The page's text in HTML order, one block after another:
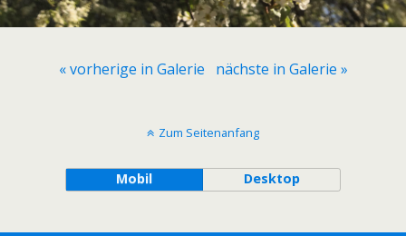
« vorherige in Galerie nächste in Galerie »
Zum Seitenanfang
Mobil Desktop